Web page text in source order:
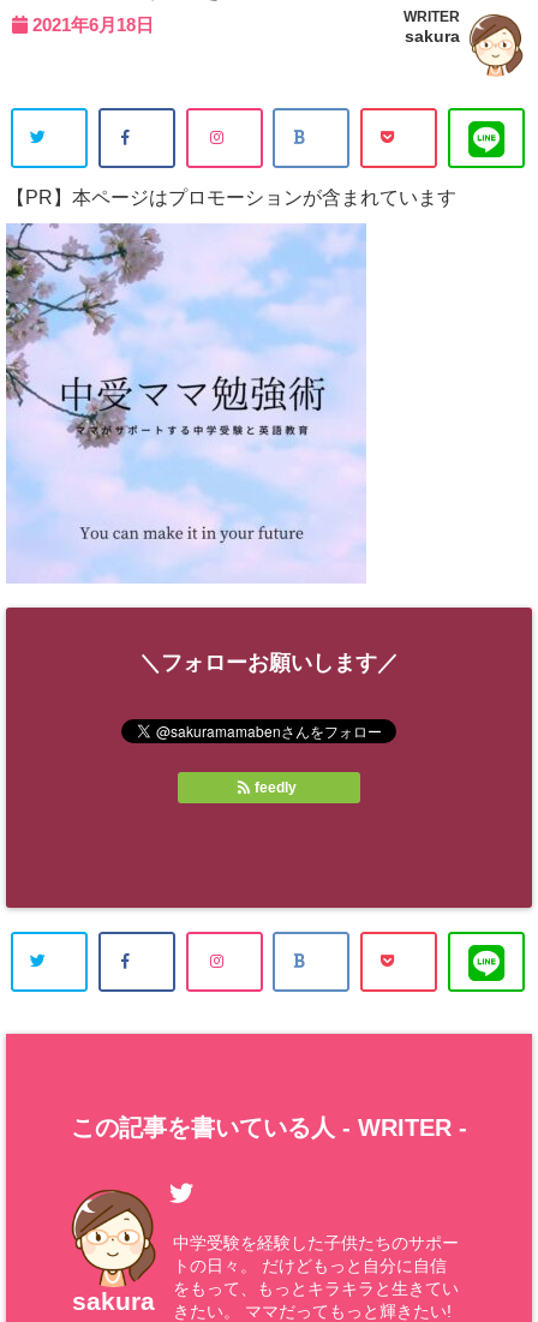
2021年6月18日 WRITER
sakura
【PR】本ページはプロモーションが含まれています
＼フォローお願いします／
feedly
この記事を書いている人 - WRITER -
sakura
中学受験を経験した子供たちのサポー
トの日々。 だけどもっと自分に自信
をもって、もっとキラキラと生きてい
きたい。 ママだってもっと輝きたい!